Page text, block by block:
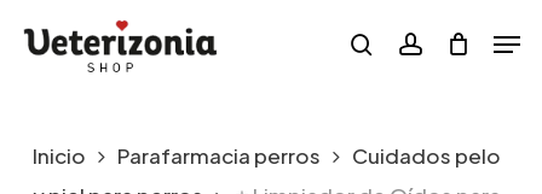
searchaccount
Inicio Parafarmacia perros
Cuidados pelo